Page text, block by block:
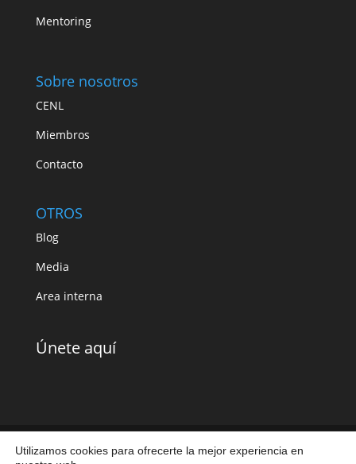
Mentoring
Sobre nosotros
CENL
Miembros
Contacto
OTROS
Blog
Media
Area interna
Únete aquí
Utilizamos cookies para ofrecerte la mejor experiencia en